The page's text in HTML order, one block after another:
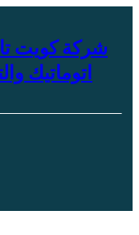
المحتوىشركة كويت
اتوماتيك